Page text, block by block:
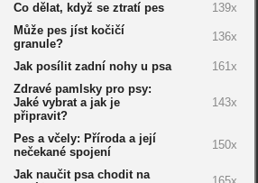
Co dělat, když se ztratí pes 139x
Může pes jíst kočičí
granule?
136x
Jak posílit zadní nohy u psa 161x
Zdravé pamlsky pro psy:
Jaké vybrat a jak je
připravit?
143x
Pes a včely: Příroda a její
nečekané spojení
150x
Jak naučit psa chodit na